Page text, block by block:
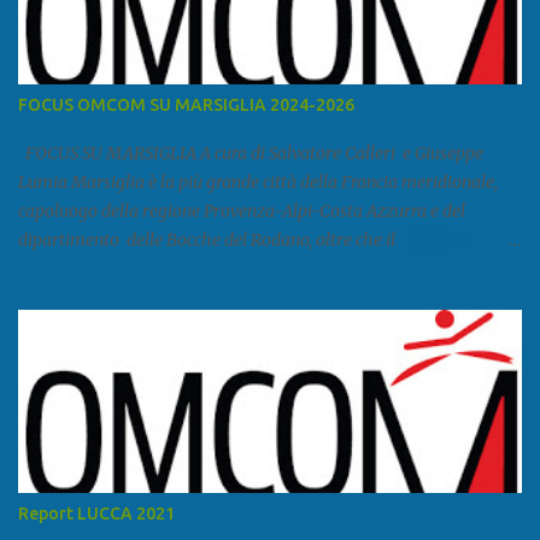
FOCUS OMCOM SU MARSIGLIA 2024-2026
FOCUS SU MARSIGLIA A cura di Salvatore Calleri e Giuseppe
Lumia Marsiglia è la più grande città della Francia meridionale,
capoluogo della regione Provenza-Alpi-Costa Azzurra e del
dipartimento delle Bocche del Rodano, oltre che il
come area metropolitana. Studiare quanto succede a Marsiglia è
molto importante per la geopolitica narcomafiosa perché
Marsiglia ha il porto in asse con la Corsica, Genova, Livorno e
Napoli e le banlieu gemellate con le periferie milanesi. Secondo il
rapporto della DCSA è uno dei principali scali del narcotraffico dal
sudamerica, in particolare Ecuador e Cile. Marsiglia è una città
multietnica, con un 40 per cento di islamici e nonostante questo e
nonostante il forte tasso di criminalità che attira molti giovani,
Report LUCCA 2021